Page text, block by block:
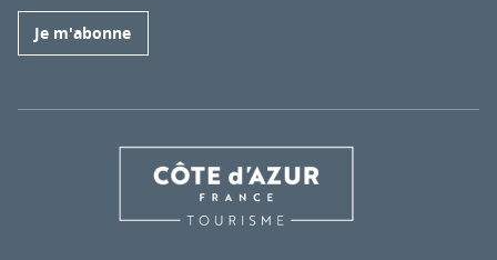
Je m'abonne